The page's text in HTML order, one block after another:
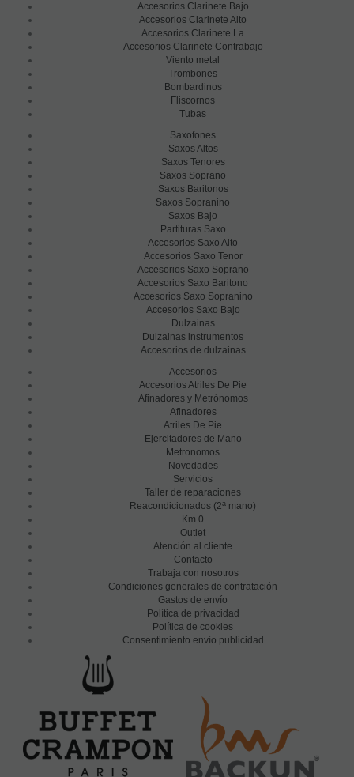
Accesorios Clarinete Bajo
Accesorios Clarinete Alto
Accesorios Clarinete La
Accesorios Clarinete Contrabajo
Viento metal
Trombones
Bombardinos
Fliscornos
Tubas
Saxofones
Saxos Altos
Saxos Tenores
Saxos Soprano
Saxos Baritonos
Saxos Sopranino
Saxos Bajo
Partituras Saxo
Accesorios Saxo Alto
Accesorios Saxo Tenor
Accesorios Saxo Soprano
Accesorios Saxo Baritono
Accesorios Saxo Sopranino
Accesorios Saxo Bajo
Dulzainas
Dulzainas instrumentos
Accesorios de dulzainas
Accesorios
Accesorios Atriles De Pie
Afinadores y Metrónomos
Afinadores
Atriles De Pie
Ejercitadores de Mano
Metronomos
Novedades
Servicios
Taller de reparaciones
Reacondicionados (2a mano)
Km 0
Outlet
Atención al cliente
Contacto
Trabaja con nosotros
Condiciones generales de contratación
Gastos de envío
Política de privacidad
Política de cookies
Consentimiento envío publicidad